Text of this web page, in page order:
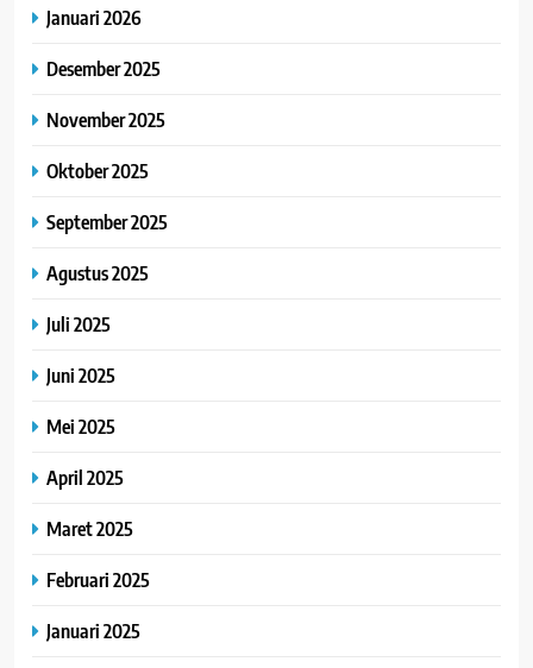
Januari 2026
Desember 2025
November 2025
Oktober 2025
September 2025
Agustus 2025
Juli 2025
Juni 2025
Mei 2025
April 2025
Maret 2025
Februari 2025
Januari 2025